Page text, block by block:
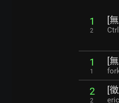
1
2
[
1
1
[
2
2
[